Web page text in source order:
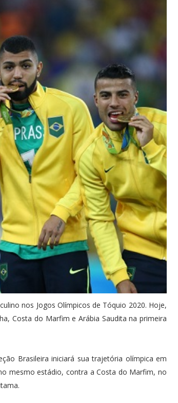
nos Jogos Olímpicos de Tóquio 2020. Hoje,
Costa do Marfim e Arábia Saudita na primeira
Brasileira iniciará sua trajetória olímpica em
mesmo estádio, contra a Costa do Marfim, no